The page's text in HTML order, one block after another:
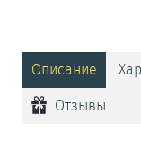
Описание
Отзывы